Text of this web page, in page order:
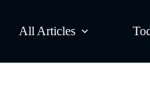
All Articles